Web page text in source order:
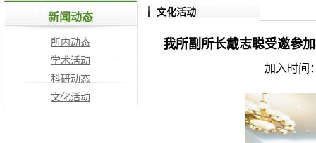
新闻动态
所内动态
学术活动
科研动态
文化活动
文化活动
我所副所长戴志聪受邀参
加入时间